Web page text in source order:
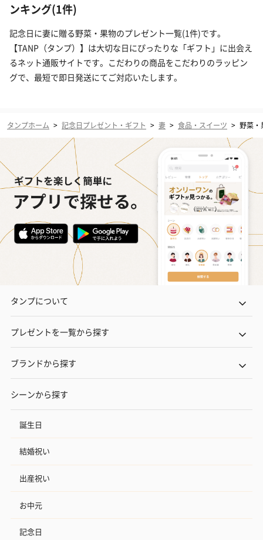
ンキング(1件)
記念日に妻に贈る野菜・果物のプレゼント一覧(1件)です。
【TANP（タンプ）】は大切な日にぴったりな「ギフト」に出会え
るネット通販サイトです。こだわりの商品をこだわりのラッピン
グで、最短で即日発送にてご対応いたします。
タンプホーム > 記念日プレゼント・ギフト > 妻 > 食品・スイーツ > 野菜・
タンプについて
プレゼントを一覧から探す
ブランドから探す
シーンから探す
誕生日
結婚祝い
出産祝い
お中元
記念日